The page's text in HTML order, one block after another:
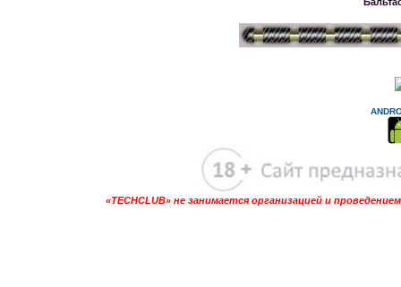
«TECHCLUB» не занимается организацией и